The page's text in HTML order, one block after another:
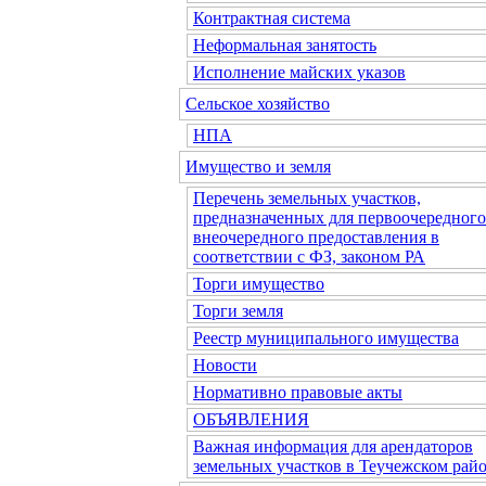
Контрактная система
Неформальная занятость
Исполнение майских указов
Сельское хозяйство
НПА
Имущество и земля
Перечень земельных участков,
предназначенных для
внеочередного предоставления в
соответствии с ФЗ, законом РА
Торги имущество
Торги земля
Реестр муниципального имущества
Новости
Нормативно правовые акты
ОБЪЯВЛЕНИЯ
Важная информация для арендаторов
земельных участков в Теучежском